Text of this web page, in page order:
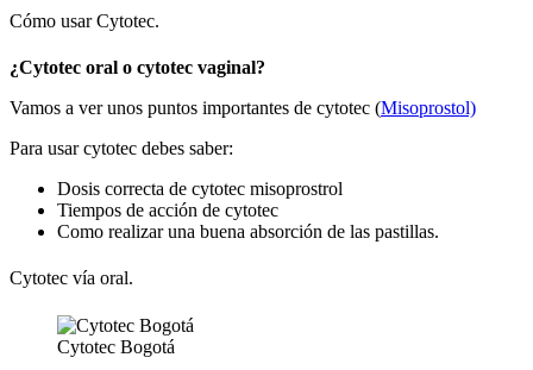
Cómo usar Cytotec.
¿Cytotec oral o cytotec vaginal?
Vamos a ver unos puntos importantes de cytotec (Misoprostol)
Para usar cytotec debes saber:
Dosis correcta de cytotec misoprostrol
Tiempos de acción de cytotec
Como realizar una buena absorción de las pastillas.
Cytotec vía oral.
Cytotec Bogotá